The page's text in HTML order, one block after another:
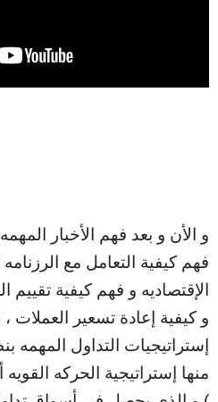
و الأن و بعد فهم الأخبار
فهم كيفية التعامل مع الرزنامه
الإقتصاديه و فهم كيفية تقييم
و كيفية إعادة تسعير
إستراتيجيات التداول المهمه
منها إستراتيجية الحركه القويه